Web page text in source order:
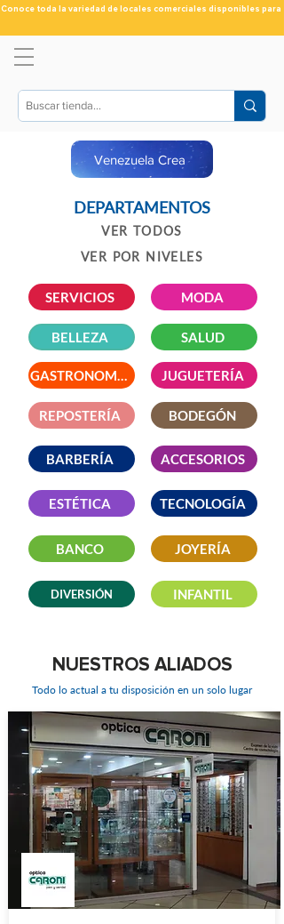
Conoce toda la variedad de locales comerciales disponibles para ti
Venezuela Crea
DEPARTAMENTOS
VER TODOS
VER POR NIVELES
SERVICIOS MODA
BELLEZA
GASTRONOMIA
SALUD
JUGUETERÍA
REPOSTERÍA BODEGÓN
BARBERÍA ACCESORIOS
ESTÉTICA TECNOLOGÍA
BANCO JOYERÍA
DIVERSIÓN INFANTIL
NUESTROS ALIADOS
Todo lo actual a tu disposición en un solo lugar